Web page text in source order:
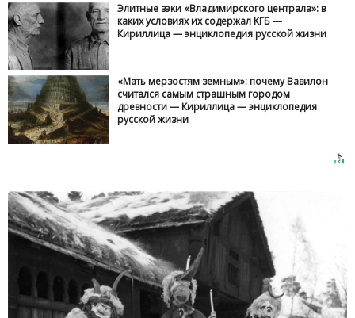
Элитные зэки «Владимирского централа»: в
каких условиях их содержал КГБ —
Кириллица — энциклопедия русской жизни
«Мать мерзостям земным»: почему Вавилон
считался самым страшным городом
древности — Кириллица — энциклопедия
русской жизни